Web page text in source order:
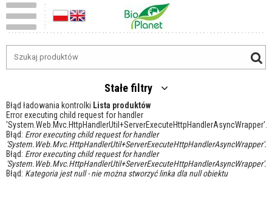
Stałe filtry
Błąd ładowania kontrolki Lista produktów
Error executing child request for handler
'System.Web.Mvc.HttpHandlerUtil+ServerExecuteHttpHandlerAsyncWrapper'.
Błąd: Error executing child request for handler
'System.Web.Mvc.HttpHandlerUtil+ServerExecuteHttpHandlerAsyncWrapper'.
Błąd: Error executing child request for handler
'System.Web.Mvc.HttpHandlerUtil+ServerExecuteHttpHandlerAsyncWrapper'.
Błąd: Kategoria jest null - nie można stworzyć linka dla null obiektu